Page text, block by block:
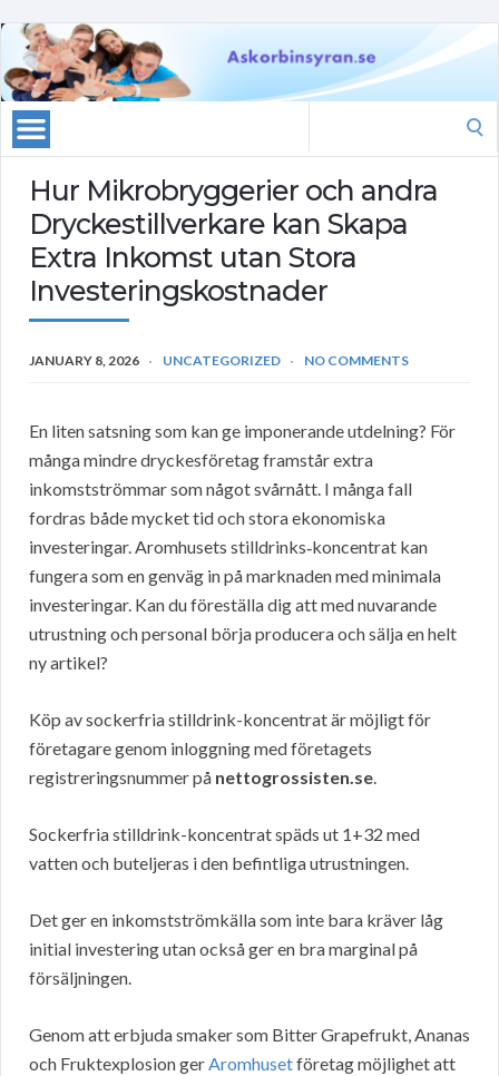
Hur Mikrobryggerier och andra
Dryckestillverkare kan Skapa
Extra Inkomst utan Stora
Investeringskostnader
JANUARY 8, 2026 UNCATEGORIZED NO COMMENTS
En liten satsning som kan ge imponerande utdelning? För
många mindre dryckesföretag framstår extra
inkomstströmmar som något svårnått. I många fall
fordras både mycket tid och stora ekonomiska
investeringar. Aromhusets stilldrinks‑koncentrat kan
fungera som en genväg in på marknaden med minimala
investeringar. Kan du föreställa dig att med nuvarande
utrustning och personal börja producera och sälja en helt
ny artikel?
Köp av sockerfria stilldrink-koncentrat är möjligt för
företagare genom inloggning med företagets
registreringsnummer på nettogrossisten.se.
Sockerfria stilldrink-koncentrat späds ut 1+32 med
vatten och buteljeras i den befintliga utrustningen.
Det ger en inkomstströmkälla som inte bara kräver låg
initial investering utan också ger en bra marginal på
försäljningen.
Genom att erbjuda smaker som Bitter Grapefrukt, Ananas
och Fruktexplosion gerAromhusetföretag möjlighet att